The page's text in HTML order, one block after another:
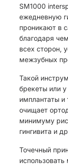
SM1000
ежедневную
проникают в
благодаря
всех сторон,
межзубных
Такой
брекеты или
имплантаты и
очищает
минимуму
гингивита и
Точечный